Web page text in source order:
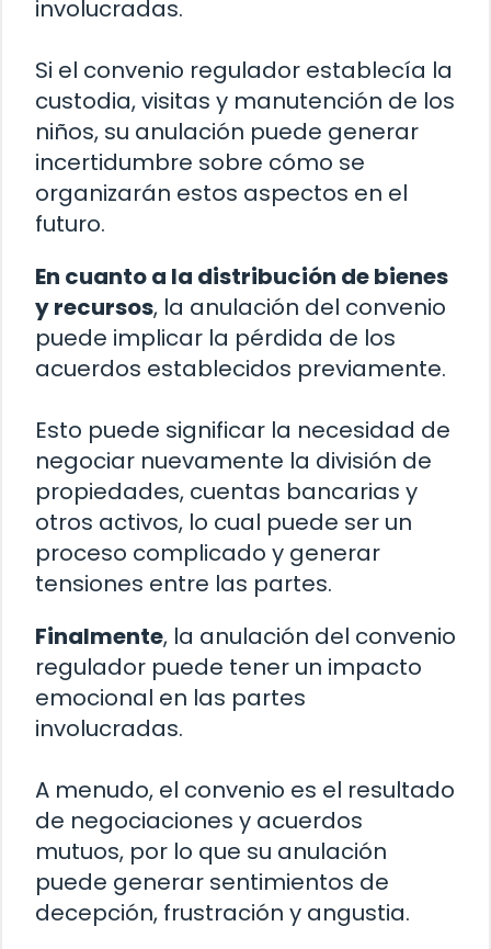
involucradas.
Si el convenio regulador establecía la
custodia, visitas y manutención de los
niños, su anulación puede generar
incertidumbre sobre cómo se
organizarán estos aspectos en el
futuro.
En cuanto a la distribución de bienes
y recursos, la anulación del convenio
puede implicar la pérdida de los
acuerdos establecidos previamente.
Esto puede significar la necesidad de
negociar nuevamente la división de
propiedades, cuentas bancarias y
otros activos, lo cual puede ser un
proceso complicado y generar
tensiones entre las partes.
Finalmente, la anulación del convenio
regulador puede tener un impacto
emocional en las partes
involucradas.
A menudo, el convenio es el resultado
de negociaciones y acuerdos
mutuos, por lo que su anulación
puede generar sentimientos de
decepción, frustración y angustia.